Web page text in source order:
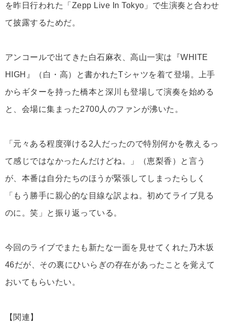
を昨日行われた「Zepp Live In Tokyo」で生演奏と合わせ
て披露するためだ。
アンコールで出てきた白石麻衣、高山一実は『WHITE
HIGH』（白・高）と書かれたTシャツを着て登場。上手
からギターを持った橋本と深川も登場して演奏を始める
と、会場に集まった2700人のファンが沸いた。
「元々ある程度弾ける2人だったので特別何かを教えるっ
て感じではなかったんだけどね。」（恵梨香）と言う
が、本番は自分たちのほうが緊張してしまったらしく
「もう勝手に親心的な目線な訳よね。初めてライブ見る
のに。笑」と振り返っている。
今回のライブでまたも新たな一面を見せてくれた乃木坂
46だが、その裏にひいらぎの存在があったことを覚えて
おいてもらいたい。
【関連】